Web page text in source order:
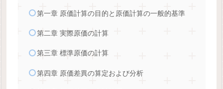
第一章 原価計算の目的と原価計算の一般的基準
第二章 実際原価の計算
第三章 標準原価の計算
第四章 原価差異の算定および分析